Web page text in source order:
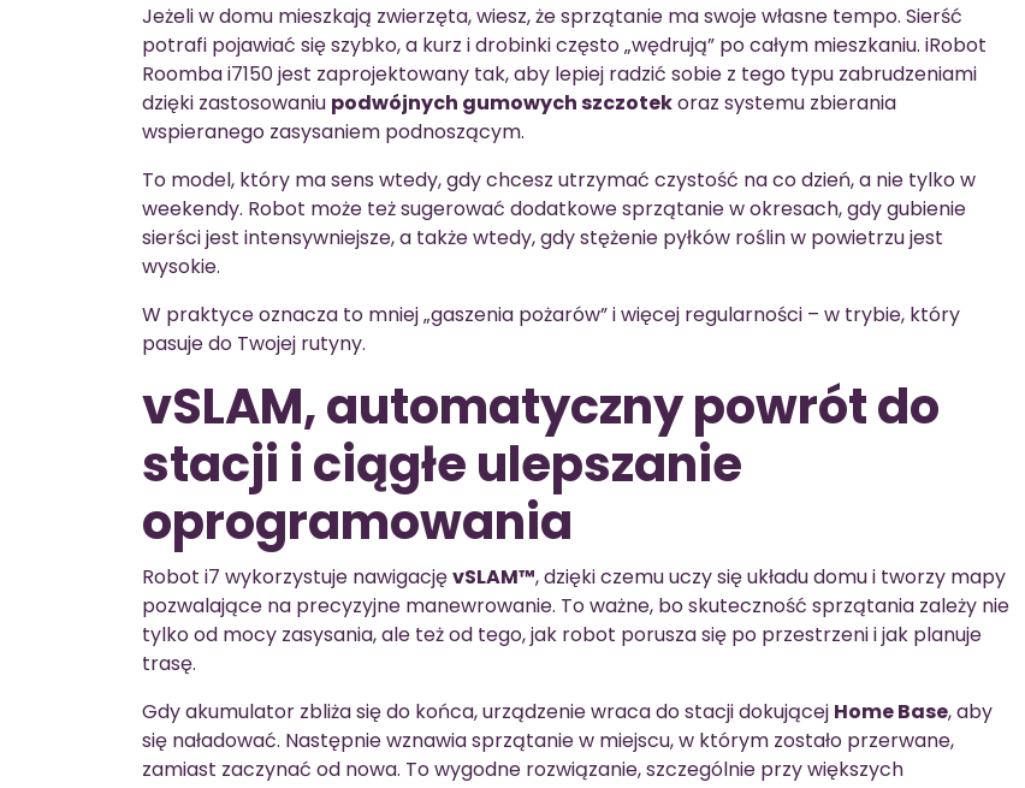
Jeżeli w domu mieszkają zwierzęta, wiesz, że sprzątanie ma swoje własne tempo. Sierść
potrafi pojawiać się szybko, a kurz i drobinki często „wędrują” po całym mieszkaniu. iRobot
Roomba i7150 jest zaprojektowany tak, aby lepiej radzić sobie z tego typu zabrudzeniami
dzięki zastosowaniu podwójnych gumowych szczotekoraz systemu zbierania
wspieranego zasysaniem podnoszącym.
To model, który ma sens wtedy, gdy chcesz utrzymać czystość na co dzień, a nie tylko w
weekendy. Robot może też sugerować dodatkowe sprzątanie w okresach, gdy gubienie
sierści jest intensywniejsze, a także wtedy, gdy stężenie pyłków roślin w powietrzu jest
wysokie.
W praktyce oznacza to mniej „gaszenia pożarów” i więcej regularności – w trybie, który
pasuje do Twojej rutyny.
vSLAM, automatyczny powrót do
stacji i ciągłe ulepszanie
oprogramowania
Robot i7 wykorzystuje nawigacjęvSLAM™, dzięki czemu uczy się układu domu i tworzy mapy
pozwalające na precyzyjne manewrowanie. To ważne, bo skuteczność sprzątania zależy nie
tylko od mocy zasysania, ale też od tego, jak robot porusza się po przestrzeni i jak planuje
trasę.
Gdy akumulator zbliża się do końca, urządzenie wraca do stacji dokującej Home Base, aby
się naładować. Następnie wznawia sprzątanie w miejscu, w którym zostało przerwane,
zamiast zaczynać od nowa. To wygodne rozwiązanie, szczególnie przy większych